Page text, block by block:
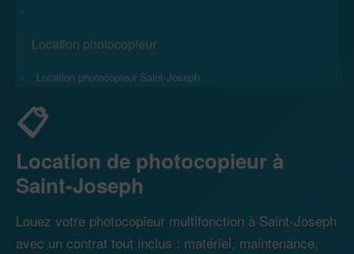
›
Location photocopieur
› Location photocopieur Saint-Joseph
📋
Location de photocopieur à
Saint-Joseph
Louez votre photocopieur multifonction à Saint-Joseph
avec un contrat tout inclus : matériel, maintenance,